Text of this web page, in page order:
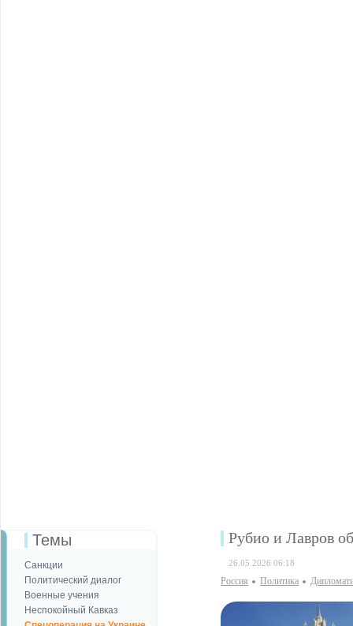
Темы
Санкции
Политический диалог
Военные учения
Неспокойный Кавказ
Рубио и Лавров
26.05.2026 06:18
Россия Политика